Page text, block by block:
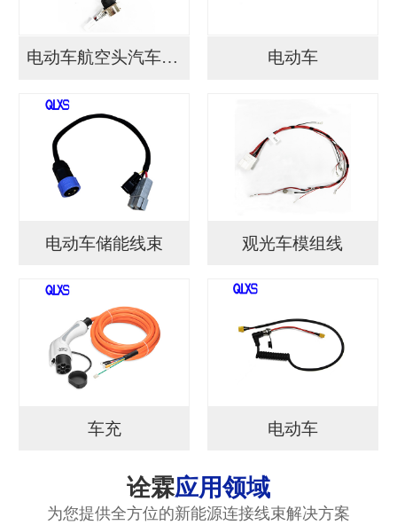
电动车航空头汽车连接... 电动车
电动车储能线束 观光车模组线
车充 电动车
诠霖应用领域
为您提供全方位的新能源连接线束解决方案